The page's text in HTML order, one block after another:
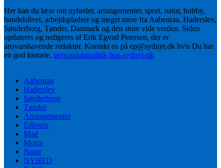
Her kan du læse om nyheder, arrangementer, sport, natur, hobby,
handelslivet, arbejdspladser og meget mere fra Aabenraa, Haderslev,
Sønderborg, Tønder, Danmark og den store vide verden. Siden
opdateres og redigeres af Erik Egvad Petersen, der er
ansvarshavende redaktør. Kontakt os på ep@sydnyt.dk hvis Du har
en god historie. persondatapolitik-hos-sydnyt-dk
Aabenraa
Haderslev
Sønderborg
Tønder
Arrangementer
Erhverv
Mad
Motor
Natur
NYHED